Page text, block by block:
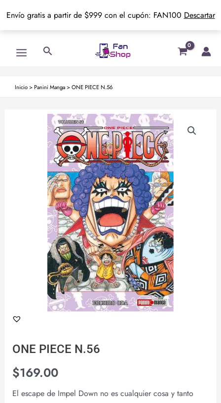
Envío gratis a partir de $999 con el cupón: FAN100 Descartar
Menu
Buscar
Inicio> Panini Manga>ONE PIECE N.56
ONE PIECE N.56
$169.00
El escape de Impel Down no es cualquier cosa y tanto